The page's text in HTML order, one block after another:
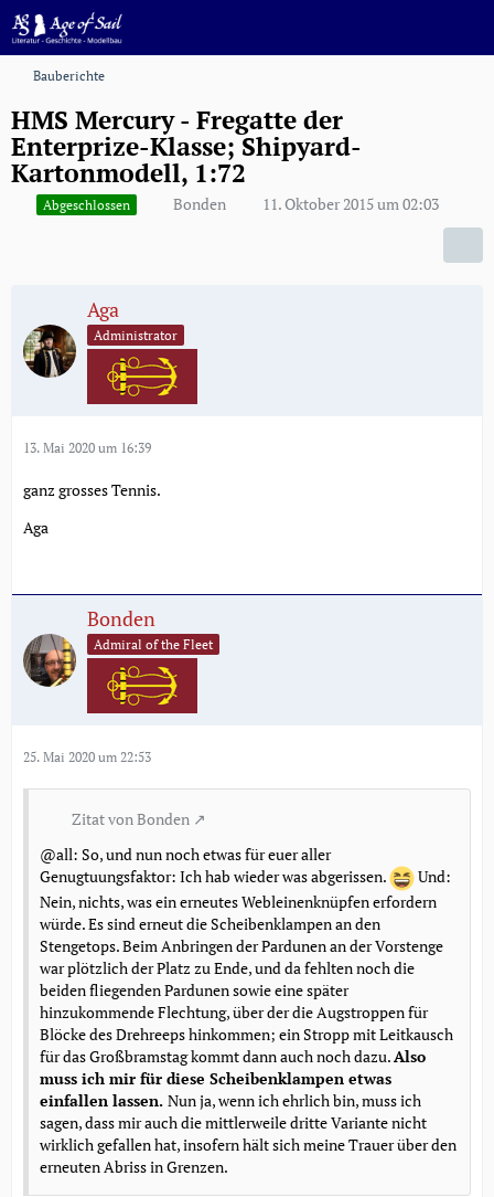
Bauberichte
HMS Mercury - Fregatte der
Enterprize-Klasse; Shipyard-
Kartonmodell, 1:72
Abgeschlossen Bonden 11. Oktober 2015 um 02:03
Aga
Administrator
13. Mai 2020 um 16:39
ganz grosses Tennis.
Aga
Bonden
Admiral of the Fleet
25. Mai 2020 um 22:53
Zitat von Bonden
@all: So, und nun noch etwas für euer aller
Genugtuungsfaktor: Ich hab wieder was abgerissen.
Und:
Nein, nichts, was ein erneutes Webleinenknüpfen erfordern
würde. Es sind erneut die Scheibenklampen an den
Stengetops. Beim Anbringen der Pardunen an der Vorstenge
war plötzlich der Platz zu Ende, und da fehlten noch die
beiden fliegenden Pardunen sowie eine später
hinzukommende Flechtung, über der die Augstroppen für
Blöcke des Drehreeps hinkommen; ein Stropp mit Leitkausch
für das Großbramstag kommt dann auch noch dazu.Also
muss ich mir für diese Scheibenklampen etwas
einfallen lassen. Nun ja, wenn ich ehrlich bin, muss ich
sagen, dass mir auch die mittlerweile dritte Variante nicht
wirklich gefallen hat, insofern hält sich meine Trauer über den
erneuten Abriss in Grenzen.